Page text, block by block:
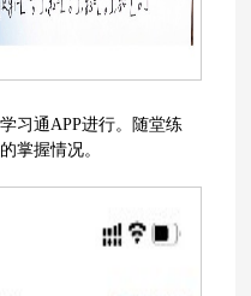
习通APP进行。随堂练
掌握情况。